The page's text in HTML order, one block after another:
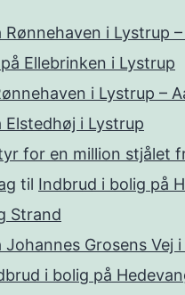
i Lystrup
Ellebrinken i Lystrup
i Lystrup –
Elstedhøj i Lystrup
for en million stjålet
til Indbrud i bolig på
Strand
Grosens Vej i
i bolig på